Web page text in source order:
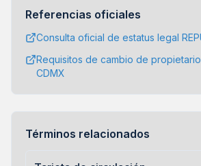
Referencias oficiales
Consulta oficial de estatus legal
Requisitos de cambio de
CDMX
Términos relacionados